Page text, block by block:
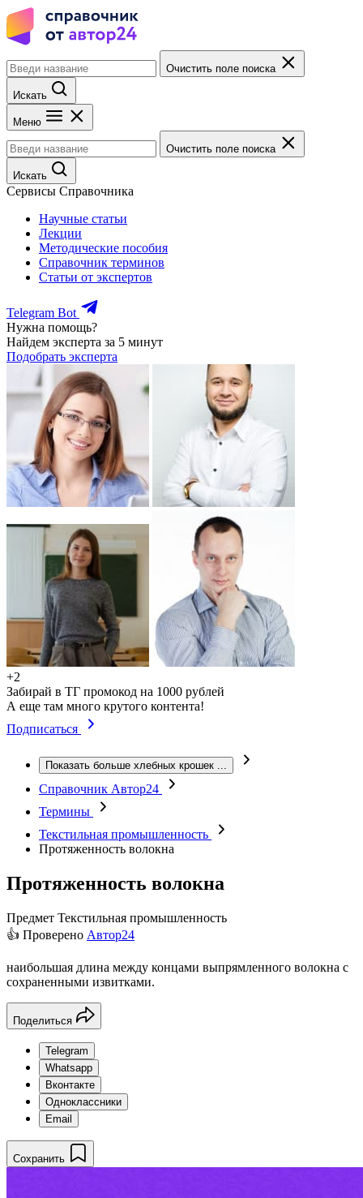
Очистить поле поиска
Искать
Меню
Очистить поле поиска
Искать
Сервисы Справочника
Научные статьи
Лекции
Методические пособия
Справочник терминов
Статьи от экспертов
Telegram Bot
Нужна помощь?
Найдем эксперта за 5 минут
Подобрать эксперта
+2
Забирай в ТГ промокод на 1000 рублей
А еще там много крутого контента!
Подписаться
Показать больше хлебных крошек ...
Справочник Автор24
Термины
Текстильная промышленность
Протяженность волокна
Протяженность волокна
Предмет Текстильная промышленность
👍 Проверено Автор24
наибольшая длина между концами выпрямленного волокна с
сохраненными извитками.
Поделиться
Telegram
Whatsapp
Вконтакте
Одноклассники
Email
Сохранить